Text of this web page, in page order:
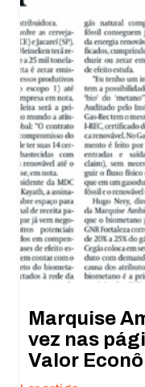
Marquise
vez nas
Valor